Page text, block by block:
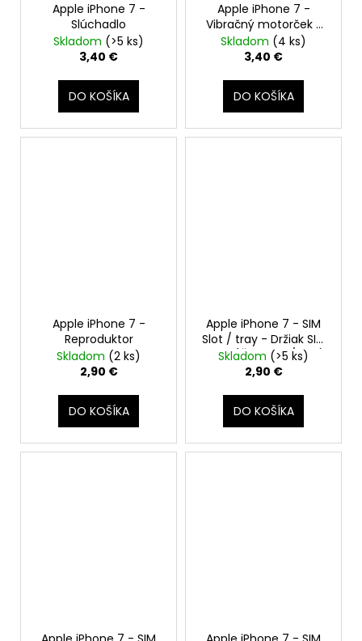
Apple iPhone 7 -
Slúchadlo
Skladom (>5 ks)
3,40 €
DO KOŠÍKA
Apple iPhone 7 -
Vibračný motorček /
Taptic engine
Skladom (4 ks)
3,40 €
DO KOŠÍKA
Apple iPhone 7 -
Reproduktor
Skladom (2 ks)
2,90 €
DO KOŠÍKA
Apple iPhone 7 - SIM
Slot / tray - Držiak SIM
karty (Červený / RED)
Skladom (>5 ks)
2,90 €
DO KOŠÍKA